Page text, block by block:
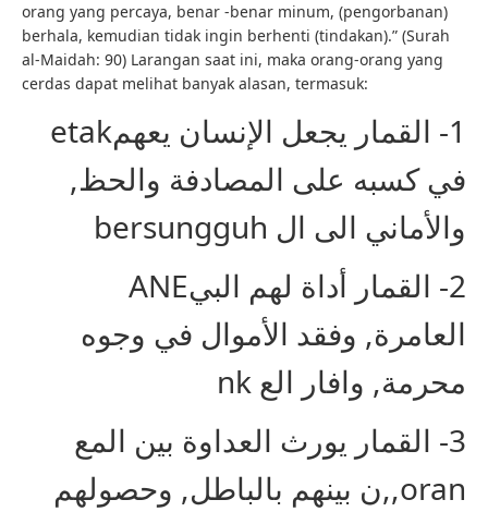
orang yang percaya, benar -benar minum, (pengorbanan)
berhala, kemudian tidak ingin berhenti (tindakan).” (Surah
al-Maidah: 90) Larangan saat ini, maka orang-orang yang
cerdas dapat melihat banyak alasan, termasuk:
1- القمار يجعل الإنسان يعهمetak
في كسبه على المصادفة والحظ,
والأماني الى ال bersungguh
2- القمار أداة لهم البيANE
العامرة, وفقد الأموال في وجوه
محرمة, وافار الع nk
3- القمار يورث العداوة بين المع
oran,,ن بينهم بالباطل, وحصولهم